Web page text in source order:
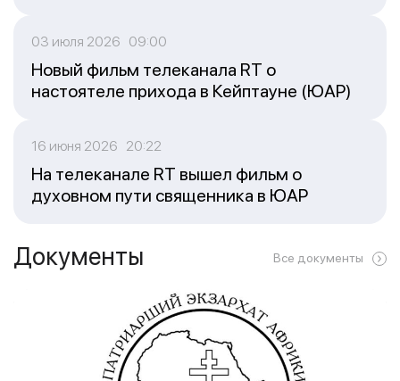
03 июля 2026 09:00
Новый фильм телеканала RT о
настоятеле прихода в Кейптауне (ЮАР)
16 июня 2026 20:22
На телеканале RT вышел фильм о
духовном пути священника в ЮАР
Документы Все документы